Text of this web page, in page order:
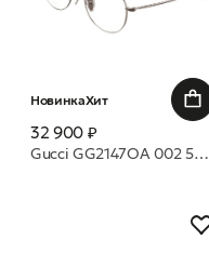
НовинкаХит
32 900 ₽
Gucci GG2147OA 002 54 оправа